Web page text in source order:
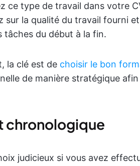
ce type de travail dans votre
sur la qualité du travail fourni
tâches du début à la fin.
la clé est de choisir le bon
de manière stratégique
chronologique
judicieux si vous avez